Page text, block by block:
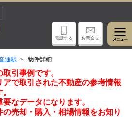
電話する お問合せ
通駅 物件詳細
引事例です。
で取引された不動産の参考情報
なデータになります。
売却・購入・相場情報をお知り